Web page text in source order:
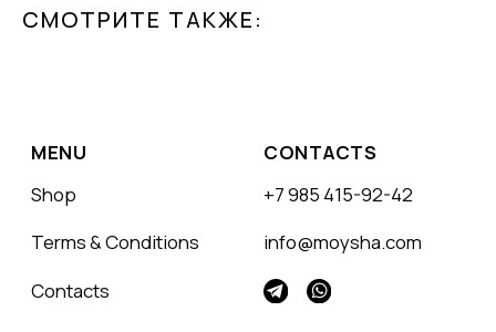
СМОТРИТЕ ТАКЖЕ: